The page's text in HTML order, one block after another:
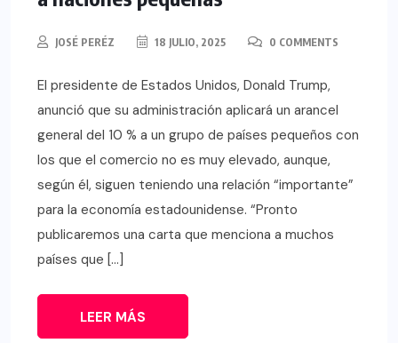
JOSÉ PERÉZ 18 JULIO, 2025 0 COMMENTS
El presidente de Estados Unidos, Donald Trump,
anunció que su administración aplicará un arancel
general del 10 % a un grupo de países pequeños con
los que el comercio no es muy elevado, aunque,
según él, siguen teniendo una relación “importante”
para la economía estadounidense. “Pronto
publicaremos una carta que menciona a muchos
países que […]
LEER MÁS